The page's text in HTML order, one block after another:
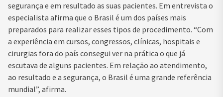
segurança e em resultado as suas pacientes. Em entrevista o
especialista afirma que o Brasil é um dos países mais
preparados para realizar esses tipos de procedimento. “Com
a experiência em cursos, congressos, clínicas, hospitais e
cirurgias fora do país consegui ver na prática o que já
escutava de alguns pacientes. Em relação ao atendimento,
ao resultado e a segurança, o Brasil é uma grande referência
mundial”, afirma.